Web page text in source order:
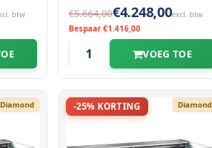
btw
€5.664,00€4.248,00excl. btw
Bespaar €1.416,00
VOEG TOE
Diamond -25% KORTING Diamond